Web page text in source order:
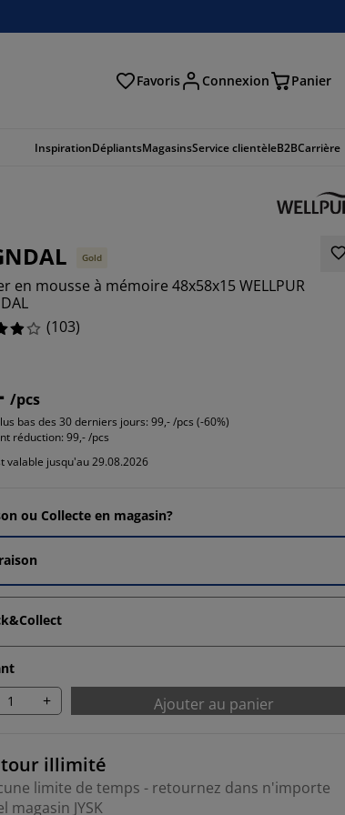
Favoris Connexion Panier
InspirationDépliantsMagasinsService clientèleB2BCarrière
Gold
en mousse à mémoire 48x58x15 WELLPUR
(103)
/pcs
bas des 30 derniers jours: 99,- /pcs (-60%)
réduction: 99,- /pcs
valable jusqu'au 29.08.2026
ou Collecte en magasin?
+ Ajouter au panier
illimité
limite de temps - retournez dans n'importe
magasin JYSK